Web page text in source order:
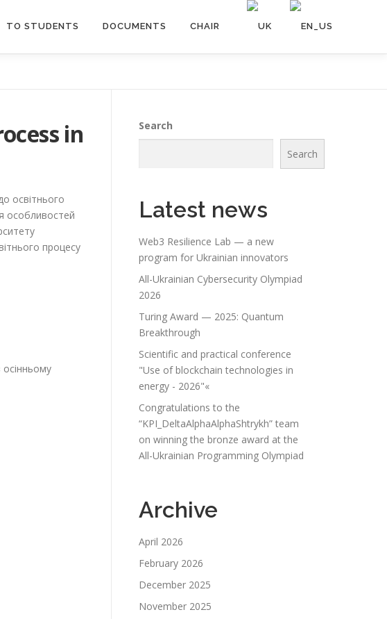
TO STUDENTS DOCUMENTS CHAIR
in
освітнього
особливостей
процесу
осінньому
Search
Search
Latest news
Web3 Resilience Lab — a new
program for Ukrainian innovators
All-Ukrainian Cybersecurity Olympiad
2026
Turing Award — 2025: Quantum
Breakthrough
Scientific and practical conference
"Use of blockchain technologies in
energy - 2026"«
Congratulations to the
“KPI_DeltaAlphaAlphaShtrykh” team
on winning the bronze award at the
All-Ukrainian Programming Olympiad
Archive
April 2026
February 2026
December 2025
November 2025